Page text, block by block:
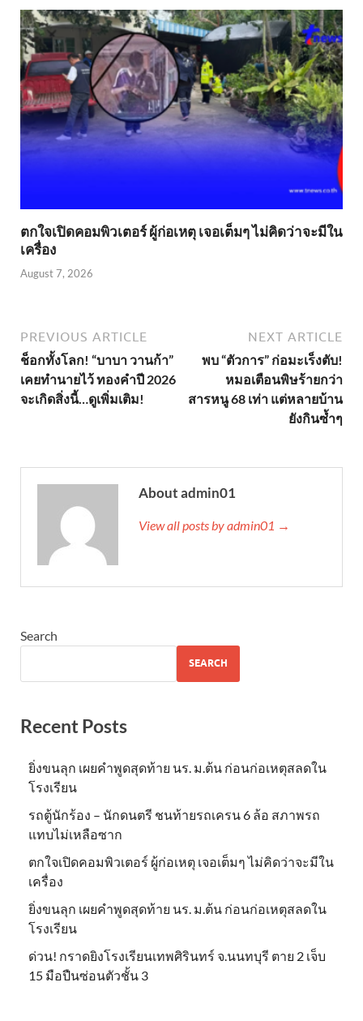
ตกใจเปิดคอมพิวเตอร์ ผู้ก่อเหตุ เจอเต็มๆ ไม่คิดว่าจะมีใน
เครื่อง
August 7, 2026
PREVIOUS ARTICLE
ช็อกทั้งโลก! “บาบา วานก้า”
เคยทำนายไว้ ทองคำปี 2026
จะเกิดสิ่งนี้…ดูเพิ่มเติม!
NEXT ARTICLE
พบ “ตัวการ” ก่อมะเร็งตับ!
หมอเตือนพิษร้ายกว่า
สารหนู 68 เท่า แต่หลายบ้าน
ยังกินซ้ำๆ
About admin01
View all posts by admin01 →
Search
SEARCH
Recent Posts
ยิ่งขนลุก เผยคำพูดสุดท้าย นร. ม.ต้น ก่อนก่อเหตุสลดใน
โรงเรียน
รถตู้นักร้อง – นักดนตรี ชนท้ายรถเครน 6 ล้อ สภาพรถ
แทบไม่เหลือซาก
ตกใจเปิดคอมพิวเตอร์ ผู้ก่อเหตุ เจอเต็มๆ ไม่คิดว่าจะมีใน
เครื่อง
ยิ่งขนลุก เผยคำพูดสุดท้าย นร. ม.ต้น ก่อนก่อเหตุสลดใน
โรงเรียน
ด่วน! กราดยิงโรงเรียนเทพศิรินทร์ จ.นนทบุรี ตาย 2 เจ็บ
15 มือปืนซ่อนตัวชั้น 3